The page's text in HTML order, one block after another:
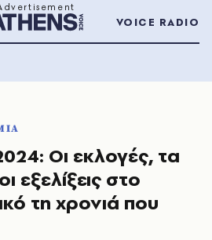
VOICE RADIO
Οι εκλογές, τα
εξελίξεις στο
τη χρονιά που